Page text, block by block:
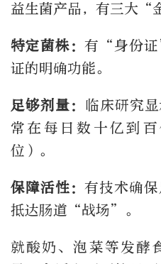
益生菌产品，有三大“
特定菌株：有“身份证
证的明确功能。
足够剂量： 临床研究
常在每日数十亿到
位）。
保障活性：有技术确
抵达肠道“战场”。
就酸奶、泡菜等发酵